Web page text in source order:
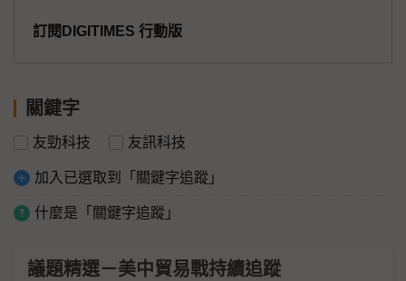
訂閱DIGITIMES 行動版
關鍵字
友勁科技 友訊科技
加入已選取到「關鍵字追蹤」
什麼是「關鍵字追蹤」
議題精選－美中貿易戰持續追蹤